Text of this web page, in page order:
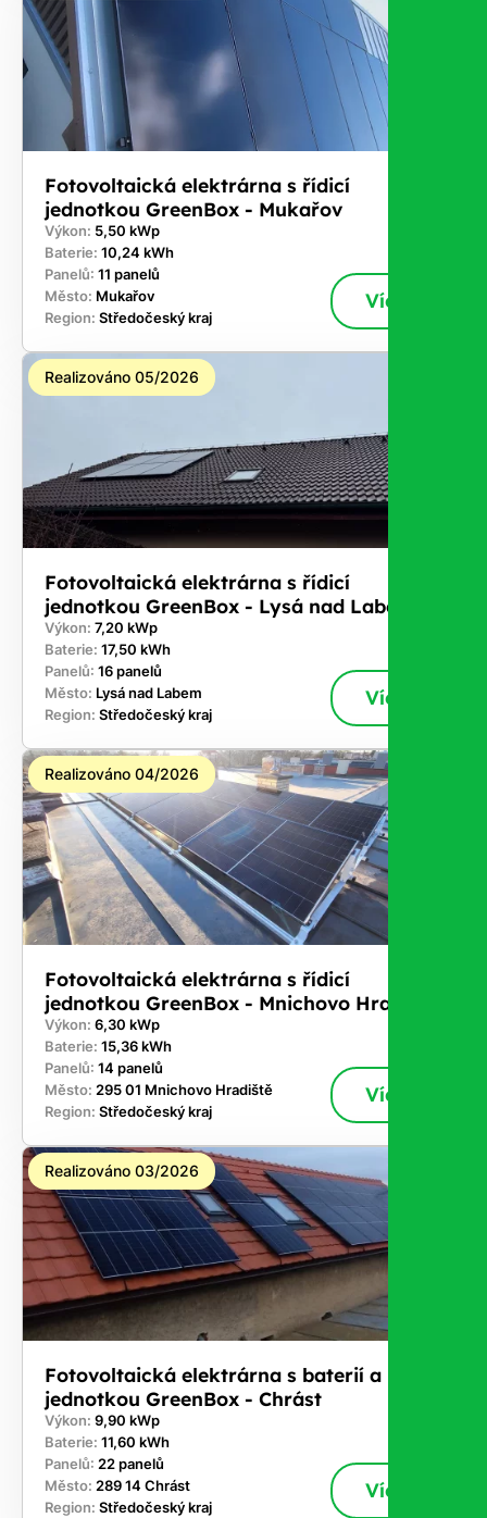
Fotovoltaická elektrárna s řídicí
jednotkou GreenBox - Mukařov
Výkon: 5,50 kWp
Baterie: 10,24 kWh
Panelů: 11 panelů
Město: Mukařov
Region: Středočeský kraj
Více
Realizováno 05/2026
Fotovoltaická elektrárna s řídicí
jednotkou GreenBox - Lysá nad Labem
Výkon: 7,20 kWp
Baterie: 17,50 kWh
Panelů: 16 panelů
Město: Lysá nad Labem
Region: Středočeský kraj
Více
Realizováno 04/2026
Fotovoltaická elektrárna s řídicí
jednotkou GreenBox - Mnichovo Hradiště
Výkon: 6,30 kWp
Baterie: 15,36 kWh
Panelů: 14 panelů
Město: 295 01 Mnichovo Hradiště
Region: Středočeský kraj
Více
Realizováno 03/2026
Fotovoltaická elektrárna s baterií a řídicí
jednotkou GreenBox - Chrást
Výkon: 9,90 kWp
Baterie: 11,60 kWh
Panelů: 22 panelů
Město: 289 14 Chrást
Region: Středočeský kraj
Více